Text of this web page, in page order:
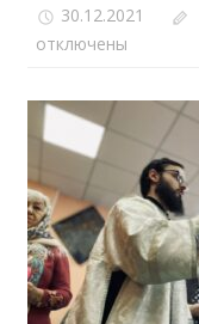
30.12.2021
отключены